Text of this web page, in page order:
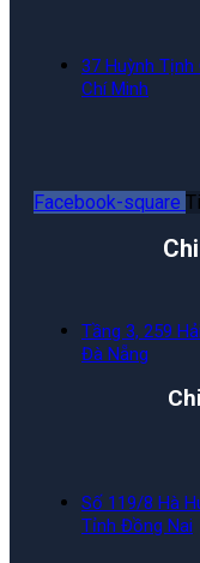
37 Huỳnh Tịnh
Chí Minh
Facebook-square
Tầng 3, 259
Đà Nẵng
Số 119/8 Hà
Tỉnh Đồng Nai